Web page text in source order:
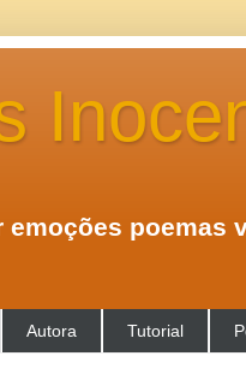
poemas
Autora Tutorial